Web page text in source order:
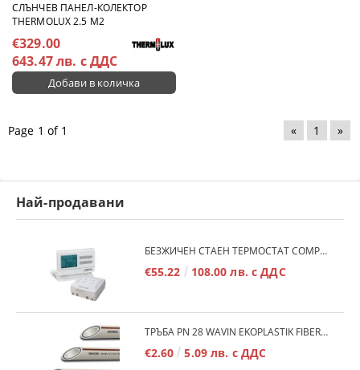
СЛЪНЧЕВ ПАНЕЛ-КОЛЕКТОР
THERMOLUX 2.5 М2
€329.00
643.47 лв. с ДДС
Page 1 of 1 « 1 »
Най-продавани
БЕЗЖИЧЕН СТАЕН ТЕРМОСТАТ COMPUTHERM Q7RF
€55.22 108.00 лв. с ДДС
ТРЪБА PN 28 WAVIN EKOPLASTIK FIBER BASALT PLUS - 3М/БР.
€2.60 5.09 лв. с ДДС